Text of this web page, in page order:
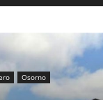
Osorno